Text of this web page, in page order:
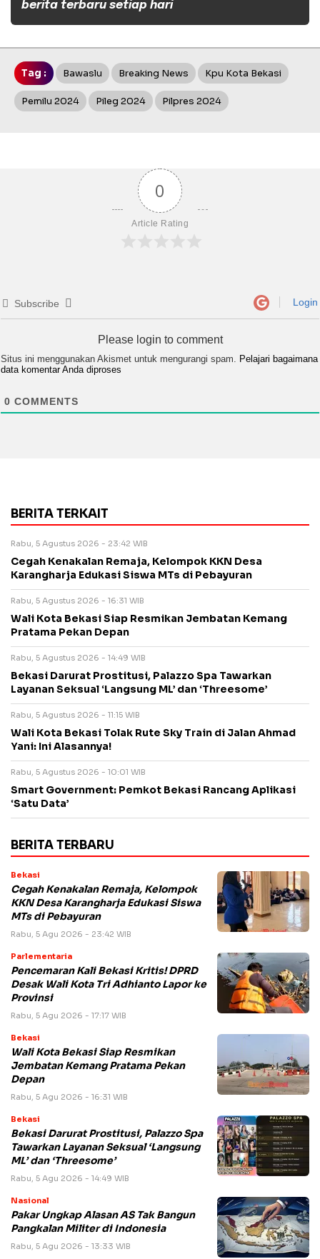
berita terbaru setiap hari
Tag : Bawaslu Breaking News Kpu Kota Bekasi
Pemilu 2024 Pileg 2024 Pilpres 2024
0
Article Rating
Subscribe Login
Please login to comment
Situs ini menggunakan Akismet untuk mengurangi spam.
Pelajari bagaimana
data komentar Anda diproses
0 COMMENTS
BERITA TERKAIT
Rabu, 5 Agustus 2026 - 23:42 WIB
Cegah Kenakalan Remaja, Kelompok KKN Desa
Karangharja Edukasi Siswa MTs di Pebayuran
Rabu, 5 Agustus 2026 - 16:31 WIB
Wali Kota Bekasi Siap Resmikan Jembatan Kemang
Pratama Pekan Depan
Rabu, 5 Agustus 2026 - 14:49 WIB
Bekasi Darurat Prostitusi, Palazzo Spa Tawarkan
Layanan Seksual ‘Langsung ML’ dan ‘Threesome’
Rabu, 5 Agustus 2026 - 11:15 WIB
Wali Kota Bekasi Tolak Rute Sky Train di Jalan Ahmad
Yani: Ini Alasannya!
Rabu, 5 Agustus 2026 - 10:01 WIB
Smart Government: Pemkot Bekasi Rancang Aplikasi
‘Satu Data’
BERITA TERBARU
Bekasi
Cegah Kenakalan Remaja, Kelompok
KKN Desa Karangharja Edukasi Siswa
MTs di Pebayuran
Rabu, 5 Agu 2026 - 23:42 WIB
Parlementaria
Pencemaran Kali Bekasi Kritis! DPRD
Desak Wali Kota Tri Adhianto Lapor ke
Provinsi
Rabu, 5 Agu 2026 - 17:17 WIB
Bekasi
Wali Kota Bekasi Siap Resmikan
Jembatan Kemang Pratama Pekan
Depan
Rabu, 5 Agu 2026 - 16:31 WIB
Bekasi
Bekasi Darurat Prostitusi, Palazzo Spa
Tawarkan Layanan Seksual ‘Langsung
ML’ dan ‘Threesome’
Rabu, 5 Agu 2026 - 14:49 WIB
Nasional
Pakar Ungkap Alasan AS Tak Bangun
Pangkalan Militer di Indonesia
Rabu, 5 Agu 2026 - 13:33 WIB